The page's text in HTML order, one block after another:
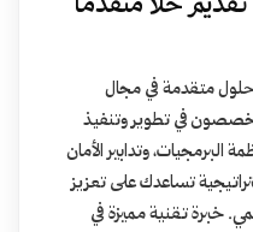
حلول متقدمة في مجال
في تطوير وتنفيذ
البرمجيات، وتدابير الأمان
تساعدك على تعزيز
خبرة تقنية مميزة في